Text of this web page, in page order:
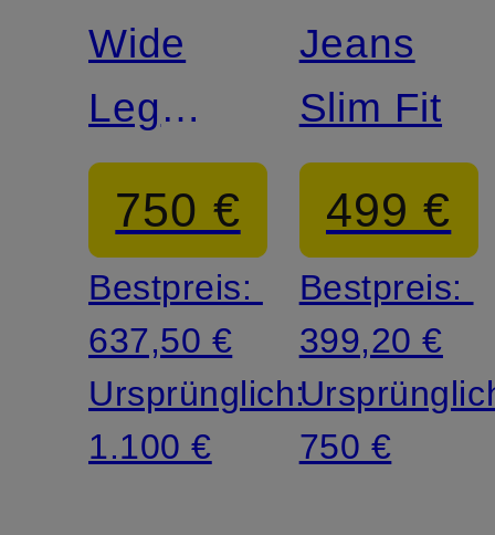
Wide
Leg
Jeans
750 €
Bestpreis:
637,50 €
Ursprünglich:
1.100 €
Jeans
Slim Fit
499 €
Bestpreis:
399,20 €
750 €